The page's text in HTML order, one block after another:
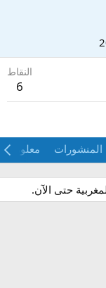
النقاط
6
المنشورات معلومات
حتى الآن.